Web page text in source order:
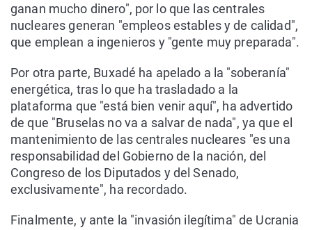
ganan mucho dinero", por lo que las centrales
nucleares generan "empleos estables y de calidad",
que emplean a ingenieros y "gente muy preparada".
Por otra parte, Buxadé ha apelado a la "soberanía"
energética, tras lo que ha trasladado a la
plataforma que "está bien venir aquí", ha advertido
de que "Bruselas no va a salvar de nada", ya que el
mantenimiento de las centrales nucleares "es una
responsabilidad del Gobierno de la nación, del
Congreso de los Diputados y del Senado,
exclusivamente", ha recordado.
Finalmente, y ante la "invasión ilegítima" de Ucrania